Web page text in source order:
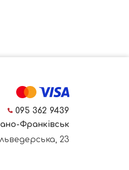
095 362 9439
Франківськ
23